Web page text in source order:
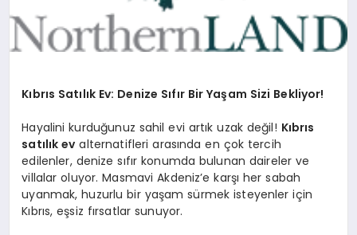
Kıbrıs Satılık Ev: Denize Sıfır Bir Yaşam Sizi Bekliyor!
Hayalini kurduğunuz sahil evi artık uzak değil! Kıbrıs
satılık ev alternatifleri arasında en çok tercih
edilenler, denize sıfır konumda bulunan daireler ve
villalar oluyor. Masmavi Akdeniz’e karşı her sabah
uyanmak, huzurlu bir yaşam sürmek isteyenler için
Kıbrıs, eşsiz fırsatlar sunuyor.